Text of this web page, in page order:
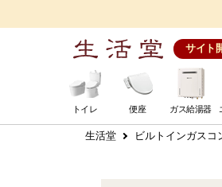
サイト
トイレ 便座 ガス給湯器
生活堂 ビルトインガスコ